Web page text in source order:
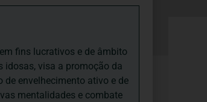
fins lucrativos e de âmbito
idosas, visa a promoção da
envelhecimento ativo e de
mentalidades e combate